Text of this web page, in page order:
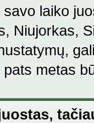
laiko
Niujorkas,
metas